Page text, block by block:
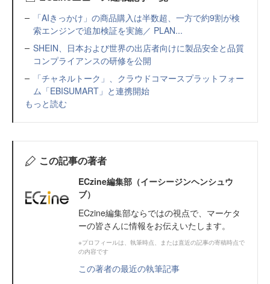
「AIきっかけ」の商品購入は半数超、一方で約9割が検
索エンジンで追加検証を実施／ PLAN...
SHEIN、日本および世界の出店者向けに製品安全と品質
コンプライアンスの研修を公開
「チャネルトーク」、クラウドコマースプラットフォー
ム「EBISUMART」と連携開始
もっと読む
この記事の著者
ECzine編集部（イーシージンヘンシュウ
ブ）
ECzine編集部ならではの視点で、マーケタ
ーの皆さんに情報をお伝えいたします。
※プロフィールは、執筆時点、または直近の記事の寄稿時点で
の内容です
この著者の最近の執筆記事